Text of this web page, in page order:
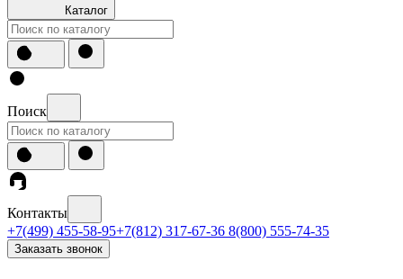
Каталог
Поиск
Контакты
+7(499) 455-58-95+7(812) 317-67-36 8(800) 555-74-35
Заказать звонок